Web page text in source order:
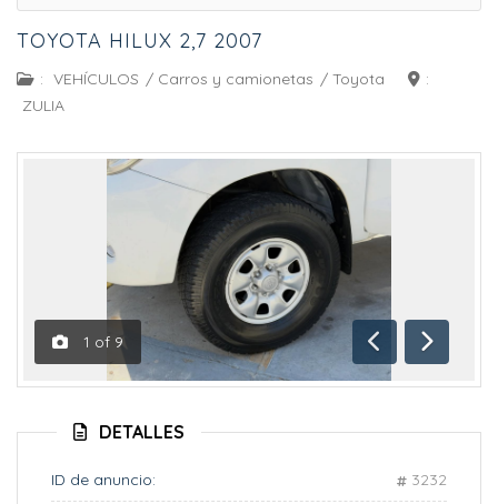
TOYOTA HILUX 2,7 2007
: VEHÍCULOS / Carros y camionetas / Toyota
:
ZULIA
1 of 9
Anterior
DETALLES
ID de anuncio: 3232